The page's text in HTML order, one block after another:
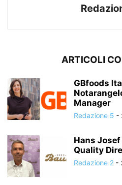
ARTICOLI
GBfoods
Manager
Redazione 5 -
Hans
Quality
Redazione 2 -